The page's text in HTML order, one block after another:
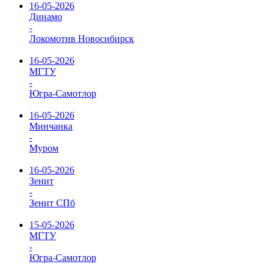
16-05-2026
Динамо
-
Локомотив Новосибирск
16-05-2026
МГТУ
-
Югра-Самотлор
16-05-2026
Минчанка
-
Муром
16-05-2026
Зенит
-
Зенит СПб
15-05-2026
МГТУ
-
Югра-Самотлор